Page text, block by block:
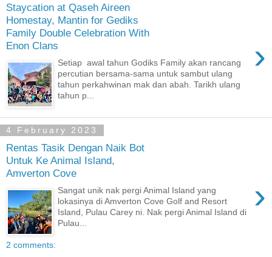
Staycation at Qaseh Aireen
Homestay, Mantin for Gediks
Family Double Celebration With
Enon Clans
›
Setiap awal tahun Godiks Family akan rancang
percutian bersama-sama untuk sambut ulang
tahun perkahwinan mak dan abah. Tarikh ulang
tahun p...
4 February 2023
Rentas Tasik Dengan Naik Bot
Untuk Ke Animal Island,
Amverton Cove
›
Sangat unik nak pergi Animal Island yang
lokasinya di Amverton Cove Golf and Resort
Island, Pulau Carey ni. Nak pergi Animal Island di
Pulau...
2 comments: